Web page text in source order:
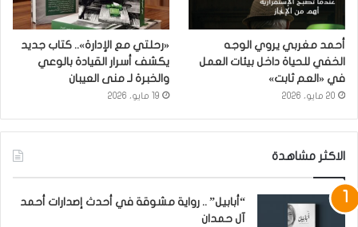
أحمد مغربي يروي الوجه
الخفي للحياة داخل بيئات العمل
في «العم ثابت»
20 مايو، 2026
«رحلتي مع الإدارة».. كتاب جديد
يكشف أسرار القيادة بالوعي
والخبرة لـ منى العيبان
19 مايو، 2026
الاكثر مشاهدة
“أبابيل” .. رواية مشوقة في أحدث إصدارات أحمد
آل حمدان